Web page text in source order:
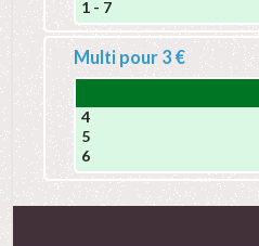
1 - 7
Multi pour 3 €
4
5
6